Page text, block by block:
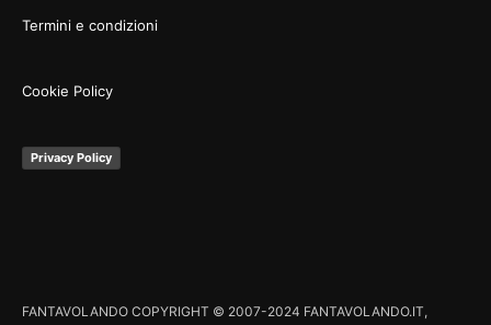
Termini e condizioni
Cookie Policy
Privacy Policy
FANTAVOLANDO COPYRIGHT © 2007-2024 FANTAVOLANDO.IT,